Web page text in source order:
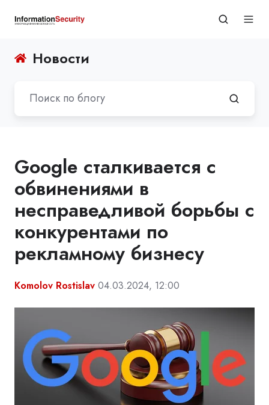
Новости
Google сталкивается с
обвинениями в
несправедливой борьбы с
конкурентами по
рекламному бизнесу
Komolov Rostislav 04.03.2024, 12:00